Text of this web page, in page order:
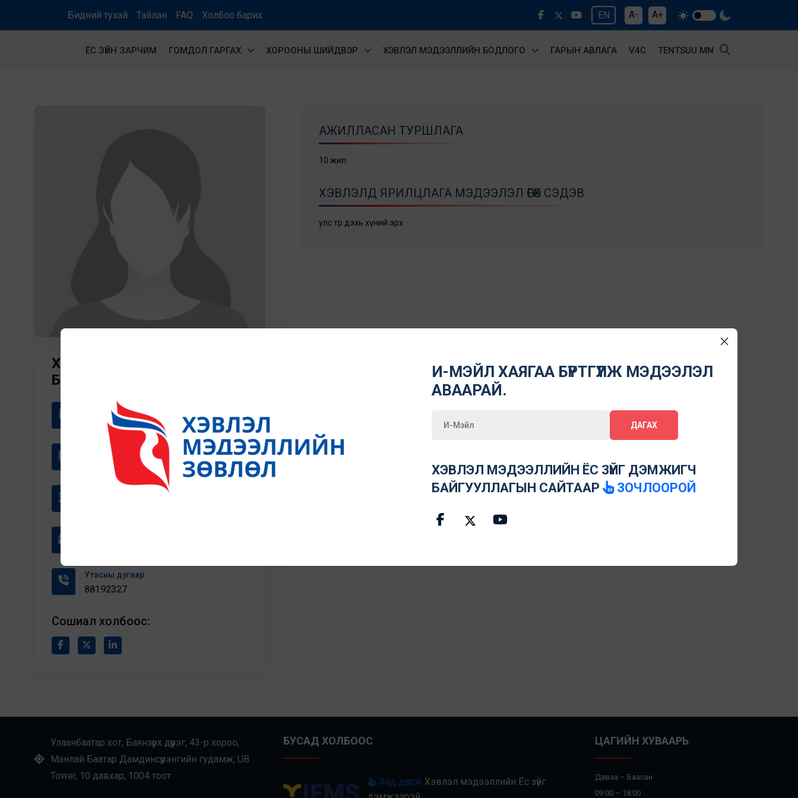
Бидний тухай Тайлан FAQ Холбоо барих EN A- A+
ЁС ЗҮЙН ЗАРЧИМ ГОМДОЛ ГАРГАХ ХОРООНЫ ШИЙДВЭР ХЭВЛЭЛ МЭДЭЭЛЛИЙН БОДЛОГО ГАРЫН АВЛАГА V4С TENTSUU.MN
ХҮРЭЛБААТАР
БААСАНЖАРГАЛ
Байгууллага
ХЭДБХүрээлэн
Албан тушаал
захирал
Утасны дугаар
88192327
Сошиал холбоос:
АЖИЛЛАСАН ТУРШЛАГА
10 жил
ХЭВЛЭЛД ЯРИЛЦЛАГА МЭДЭЭЛЭЛ ӨГӨХ СЭДЭВ
улс төр дэхь хүний эрх
И-МЭЙЛ ХАЯГАА БҮРТГҮҮЛЖ МЭДЭЭЛЭЛ
АВААРАЙ.
ДАГАХ
ХЭВЛЭЛ МЭДЭЭЛЛИЙН ЁС ЗҮЙГ ДЭМЖИГЧ
БАЙГУУЛЛАГЫН САЙТААР
ЗОЧЛООРОЙ
Улаанбаатар хот, Баянзүрх дүүрэг, 43-р хороо,
Манлай Баатар Дамдинсүрэнгийн гудамж, UB
Tower, 10 давхар, 1004 тоот
БУСАД ХОЛБООС
Энд дарж Хэвлэл мэдээллийн Ёс зүйг
ЦАГИЙН ХУВААРЬ
Даваа – Баасан
09:00 – 18:00